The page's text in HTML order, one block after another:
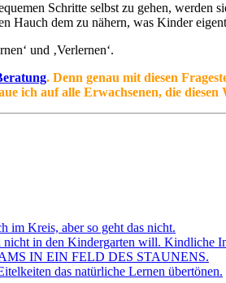
Schritte selbst zu gehen,
Hauch dem zu nähern, was Kinder
und ‚Verlernen‘.
. Denn genau mit diesen
ich auf alle Erwachsenen, die diesen
im Kreis, aber so geht das nicht.
in den Kindergarten will. Kindliche
IN EIN FELD DES STAUNENS.
das natürliche Lernen übertönen.